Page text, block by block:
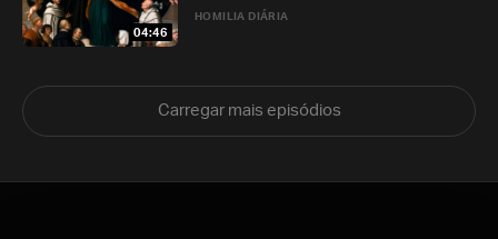
04:46
HOMILIA DIÁRIA
Carregar mais episódios